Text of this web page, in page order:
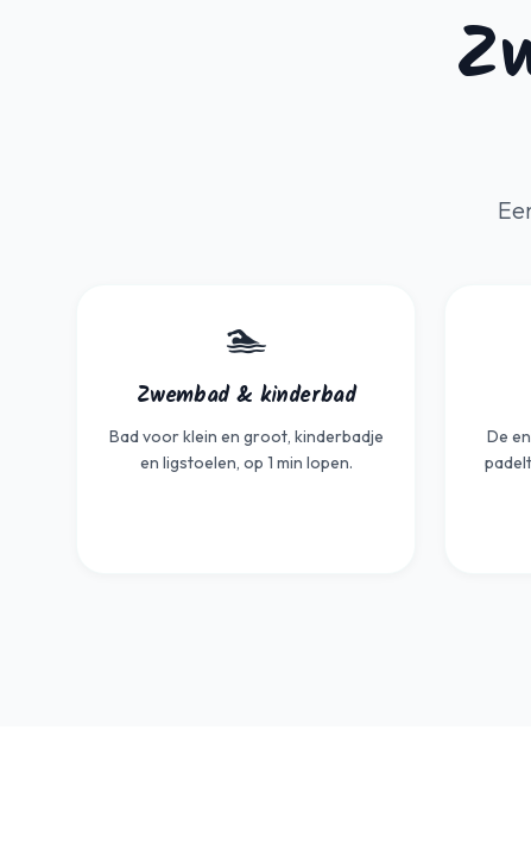
🏊
Zwembad & kinderbad
Bad voor klein en groot, kinderbadje
en ligstoelen, op 1 min lopen.
De